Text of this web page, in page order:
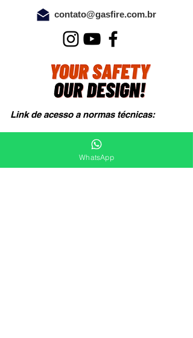
contato@gasfire.com.br
Link de acesso a normas técnicas:
WhatsApp